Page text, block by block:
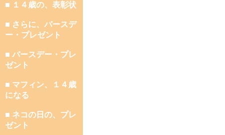
■ １４歳の、表彰状
■ さらに、バースデ
ー・プレゼント
■ バースデー・プレ
ゼント
■ マフィン、１４歳
になる
■ ネコの日の、プレ
ゼント